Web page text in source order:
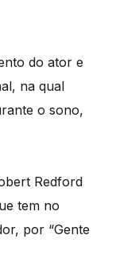
do ator e
na qual
o sono,
Redford
tem no
por “Gente